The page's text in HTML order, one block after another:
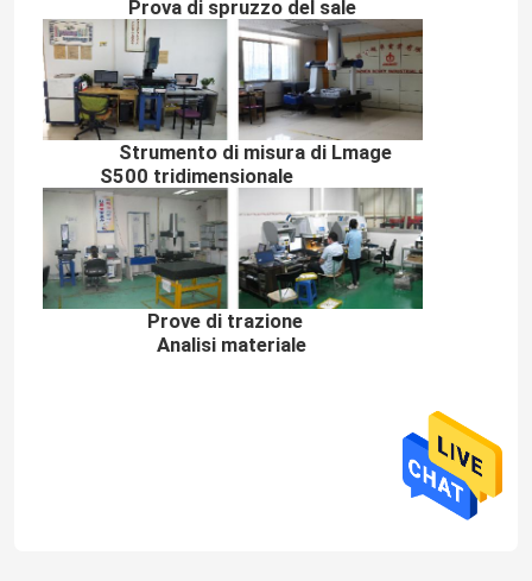
Prova di spruzzo del sale
Strumento di misura di Lmage
S500 tridimensionale
Prove di trazione
Analisi materiale